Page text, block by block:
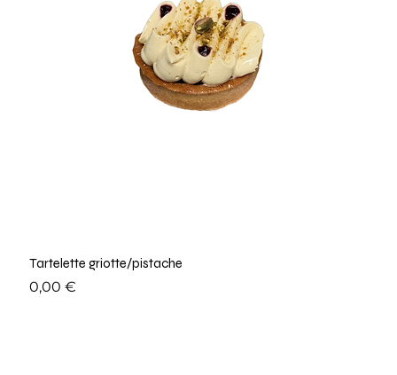
Tartelette griotte/pistache
Prix
0,00 €